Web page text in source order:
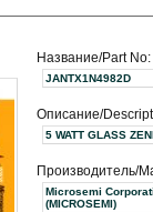
Название/Part No:
JANTX1N4982D
Описание/
5 WATT GLASS
Производитель/
Microsemi
(MICROSEMI)